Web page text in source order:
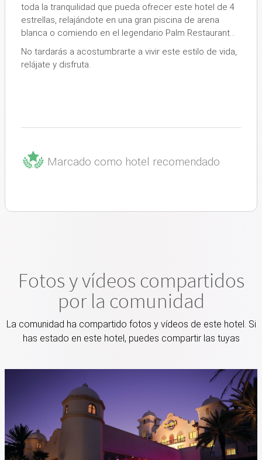
toda la tranquilidad que pueda ofrecer este hotel de 4
estrellas, relajándote en una gran piscina de arena
blanca o comiendo en el legendario Palm Restaurant…
No tardarás a acostumbrarte a vivir este estilo de vida,
relájate y disfruta.
Marcado como hotel recomendado
Fotos y vídeos compartidos
por la comunidad
La comunidad ha compartido fotos y vídeos de este hotel. Si
has estado en este hotel, puedes compartir las tuyas